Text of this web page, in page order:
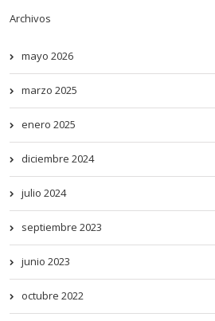
Archivos
mayo 2026
marzo 2025
enero 2025
diciembre 2024
julio 2024
septiembre 2023
junio 2023
octubre 2022